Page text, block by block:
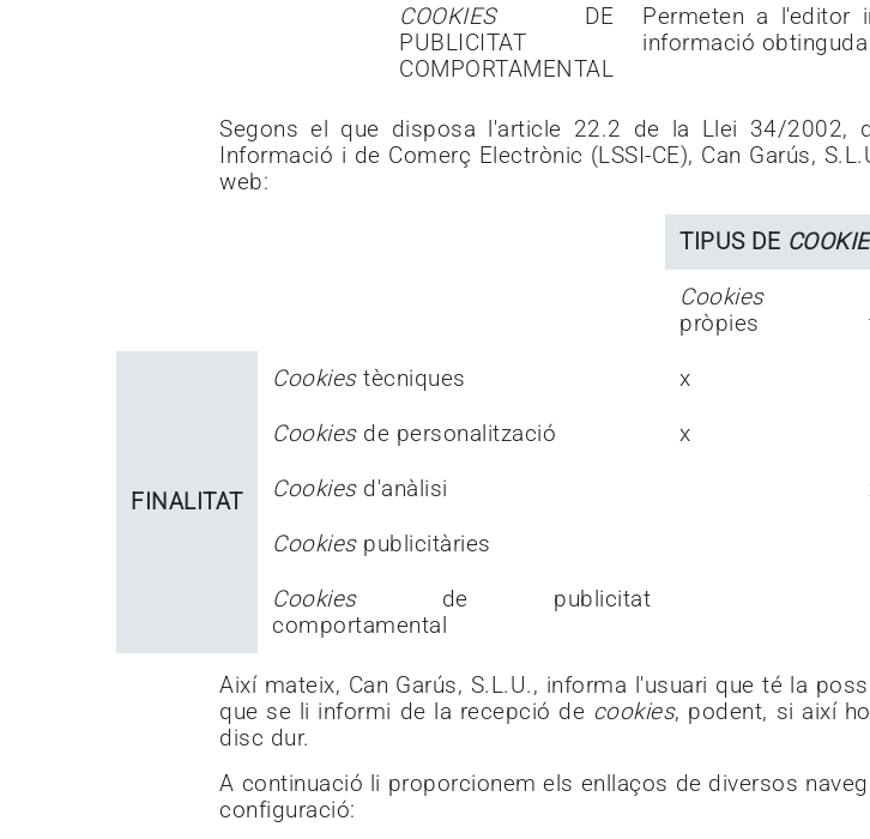
COOKIESDE
PUBLICITAT
COMPORTAMENTAL
Permeten a l'editor
informació
Segons el que disposa l'article 22.2 de la Llei 34/2002,
Informació i de Comerç Electrònic (LSSI-CE), Can Garús,
web:
TIPUS DE
Cookies
pròpies
FINALITAT
Cookiestècniques
x
Cookiesde personalització
x
Cookiesd'anàlisi
Cookiespublicitàries
Cookiesde publicitat
comportamental
Així mateix, Can Garús, S.L.U., informa l'usuari que té la
que se li informi de la recepció de cookies, podent, si així
disc dur.
A continuació li proporcionem els enllaços de diversos
configuració: